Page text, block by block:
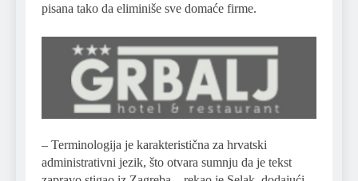
pisana tako da eliminiše sve domaće firme.
– Terminologija je karakteristična za hrvatski
administrativni jezik, što otvara sumnju da je tekst